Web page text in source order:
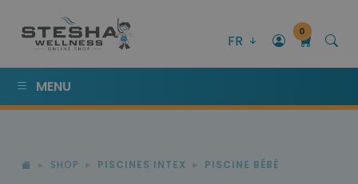
FR
0
MENU
SHOP PISCINES INTEX PISCINE BÉBÉ